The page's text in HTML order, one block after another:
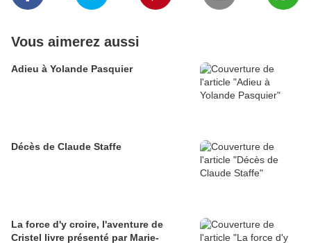
Vous aimerez aussi
Adieu à Yolande Pasquier
Décès de Claude Staffe
La force d'y croire, l'aventure de
Cristel livre présenté par Marie-